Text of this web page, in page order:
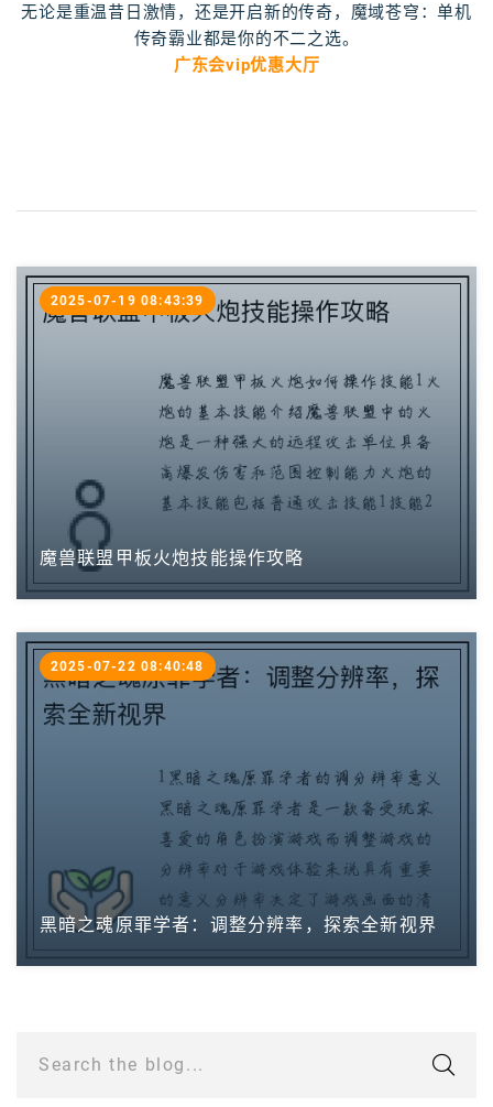
无论是重温昔日激情，还是开启新的传奇，魔域苍穹：单机
传奇霸业都是你的不二之选。
广东会vip优惠大厅
魔兽联盟甲板火炮技能操作攻略
2025-07-19 08:43:39
黑暗之魂原罪学者：调整分辨率，探索全新视界
2025-07-22 08:40:48
Search the blog...